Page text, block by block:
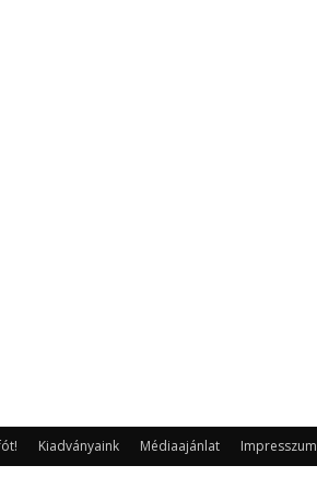
Kiadványaink Médiaajánlat Impresszum